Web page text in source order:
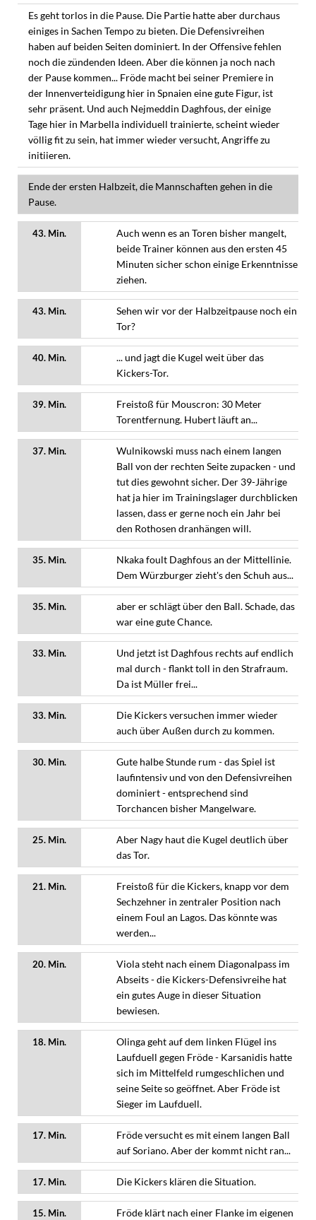
Es geht torlos in die Pause. Die Partie hatte aber durchaus
einiges in Sachen Tempo zu bieten. Die Defensivreihen
haben auf beiden Seiten dominiert. In der Offensive fehlen
noch die zündenden Ideen. Aber die können ja noch nach
der Pause kommen... Fröde macht bei seiner Premiere in
der Innenverteidigung hier in Spnaien eine gute Figur, ist
sehr präsent. Und auch Nejmeddin Daghfous, der einige
Tage hier in Marbella individuell trainierte, scheint wieder
völlig fit zu sein, hat immer wieder versucht, Angriffe zu
initiieren.
Ende der ersten Halbzeit, die Mannschaften gehen in die
Pause.
43. Min.
Auch wenn es an Toren bisher mangelt,
beide Trainer können aus den ersten 45
Minuten sicher schon einige Erkenntnisse
ziehen.
43. Min.
Sehen wir vor der Halbzeitpause noch ein
Tor?
40. Min.
... und jagt die Kugel weit über das
Kickers-Tor.
39. Min.
Freistoß für Mouscron: 30 Meter
Torentfernung. Hubert läuft an...
37. Min.
Wulnikowski muss nach einem langen
Ball von der rechten Seite zupacken - und
tut dies gewohnt sicher. Der 39-Jährige
hat ja hier im Trainingslager durchblicken
lassen, dass er gerne noch ein Jahr bei
den Rothosen dranhängen will.
35. Min.
Nkaka foult Daghfous an der Mittellinie.
Dem Würzburger zieht's den Schuh aus...
35. Min.
aber er schlägt über den Ball. Schade, das
war eine gute Chance.
33. Min.
Und jetzt ist Daghfous rechts auf endlich
mal durch - flankt toll in den Strafraum.
Da ist Müller frei...
33. Min.
Die Kickers versuchen immer wieder
auch über Außen durch zu kommen.
30. Min.
Gute halbe Stunde rum - das Spiel ist
laufintensiv und von den Defensivreihen
dominiert - entsprechend sind
Torchancen bisher Mangelware.
25. Min.
Aber Nagy haut die Kugel deutlich über
das Tor.
21. Min.
Freistoß für die Kickers, knapp vor dem
Sechzehner in zentraler Position nach
einem Foul an Lagos. Das könnte was
werden...
20. Min.
Viola steht nach einem Diagonalpass im
Abseits - die Kickers-Defensivreihe hat
ein gutes Auge in dieser Situation
bewiesen.
18. Min.
Olinga geht auf dem linken Flügel ins
Laufduell gegen Fröde - Karsanidis hatte
sich im Mittelfeld rumgeschlichen und
seine Seite so geöffnet. Aber Fröde ist
Sieger im Laufduell.
17. Min.
Fröde versucht es mit einem langen Ball
auf Soriano. Aber der kommt nicht ran...
17. Min. Die Kickers klären die Situation.
15. Min.
Fröde klärt nach einer Flanke im eigenen